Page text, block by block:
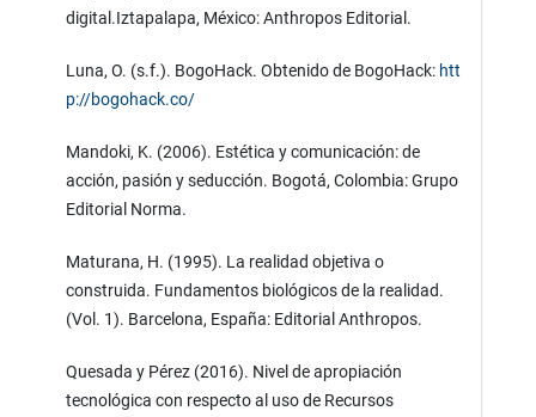
digital.Iztapalapa, México: Anthropos Editorial.
Luna, O. (s.f.). BogoHack. Obtenido de BogoHack: htt
p://bogohack.co/
Mandoki, K. (2006). Estética y comunicación: de
acción, pasión y seducción. Bogotá, Colombia: Grupo
Editorial Norma.
Maturana, H. (1995). La realidad objetiva o
construida. Fundamentos biológicos de la realidad.
(Vol. 1). Barcelona, España: Editorial Anthropos.
Quesada y Pérez (2016). Nivel de apropiación
tecnológica con respecto al uso de Recursos